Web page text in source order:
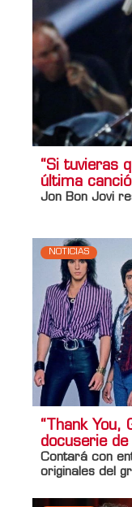
“Si tuvieras
última
Jon Bon Jovi
NOTICIAS
“Thank You,
docuserie
Contará con
originales del